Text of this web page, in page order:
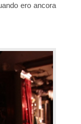
ero ancora